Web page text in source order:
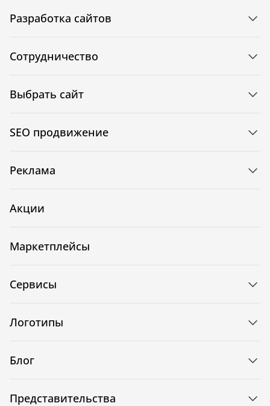
Разработка сайтов
Сотрудничество
Выбрать сайт
SEO продвижение
Реклама
Акции
Маркетплейсы
Сервисы
Логотипы
Блог
Представительства